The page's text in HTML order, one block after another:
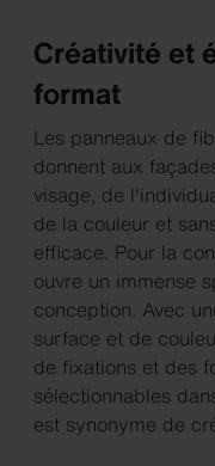
Créativité et
format
Les panneaux de
donnent aux
visage, de
de la couleur et
efficace. Pour la
ouvre un immense
conception. Avec
surface et de
de fixations et des
sélectionnables
est synonyme de